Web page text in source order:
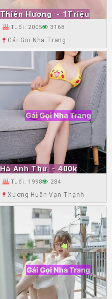
Thiên Hương - 1Triệu
Tuổi: 2005 3168
Gái Gọi Nha Trang
Hà Anh Thư - 400k
Tuổi: 1998 284
Xương Huân-Vạn Thạnh